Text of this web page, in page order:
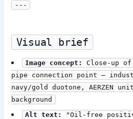
---
Visual brief
Image concept:
Close-up of
pipe connection point —
navy/gold duotone, AERZEN
background
Alt text:
"Oil-free